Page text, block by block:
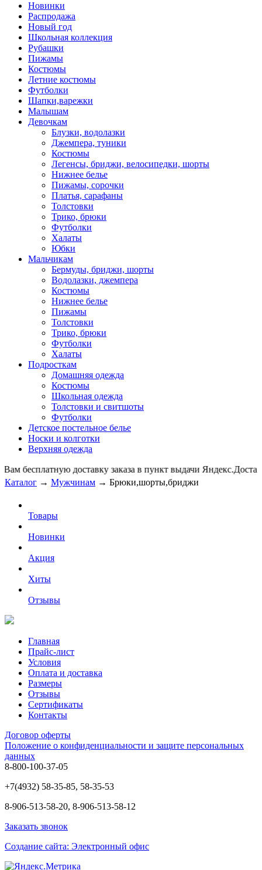
Новинки
Распродажа
Новый год
Школьная коллекция
Рубашки
Пижамы
Костюмы
Летние костюмы
Футболки
Шапки,варежки
Малышам
Девочкам
Блузки, водолазки
Джемпера, туники
Костюмы
Легенсы, бриджи, велосипедки, шорты
Нижнее белье
Пижамы, сорочки
Платья, сарафаны
Толстовки
Трико, брюки
Футболки
Халаты
Юбки
Мальчикам
Бермуды, бриджи, шорты
Водолазки, джемпера
Костюмы
Нижнее белье
Пижамы
Толстовки
Трико, брюки
Футболки
Халаты
Подросткам
Домашняя одежда
Костюмы
Школьная одежда
Толстовки и свитшоты
Футболки
Детское постельное белье
Носки и колготки
Верхняя одежда
бесплатную доставку заказа в пункт выдачи
Каталог → Мужчинам → Брюки,шорты,бриджи
Товары
Новинки
Акция
Хиты
Отзывы
Главная
Прайс-лист
Условия
Оплата и доставка
Размеры
Отзывы
Сертификаты
Контакты
Договор оферты
Положение о конфиденциальности и защите персональных
данных
8-800-100-37-05
+7(4932) 58-35-85, 58-35-53
8-906-513-58-20, 8-906-513-58-12
Заказать звонок
Создание сайта: Электронный офис